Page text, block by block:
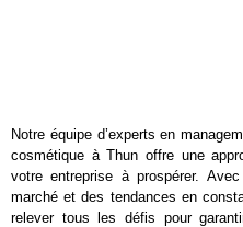
Notre équipe d’experts en
cosmétique à Thun offre une
votre entreprise à prospérer.
marché et des tendances en
relever tous les défis pour